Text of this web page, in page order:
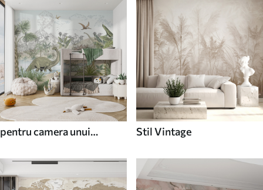
pentru camera unui
Stil Vintage